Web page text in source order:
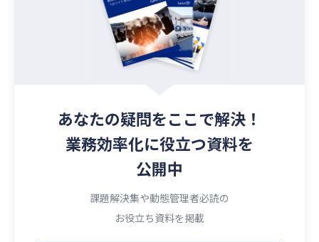
あなたの疑問をここで解決！
業務効率化に役立つ資料を
公開中
課題解決集や動態管理者必読の
お役立ち資料を掲載